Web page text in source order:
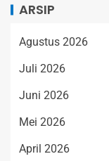
ARSIP
Agustus 2026
Juli 2026
Juni 2026
Mei 2026
April 2026